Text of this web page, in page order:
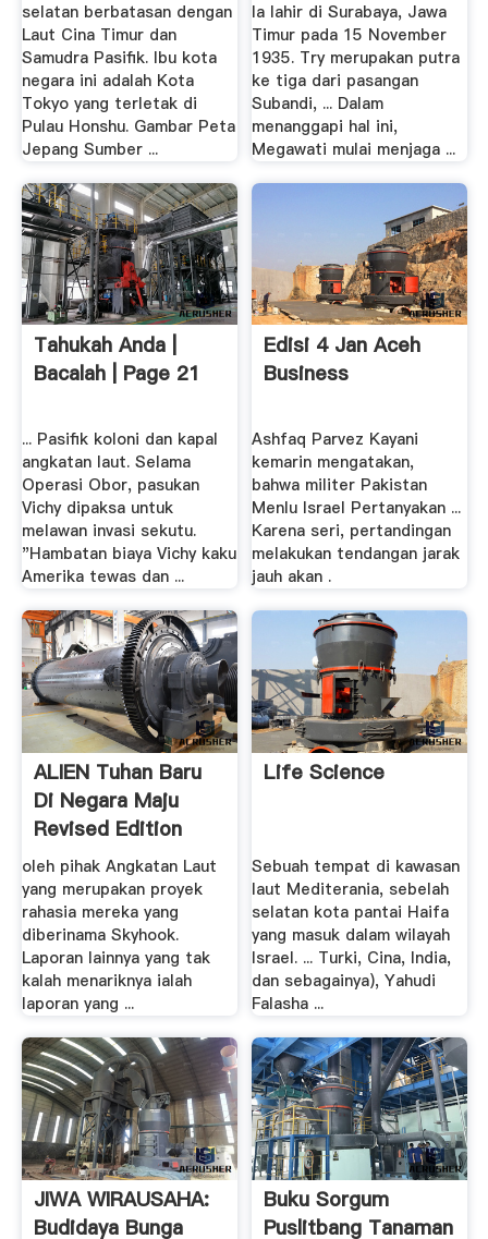
selatan berbatasan dengan
Laut Cina Timur dan
Samudra Pasifik. Ibu kota
negara ini adalah Kota
Tokyo yang terletak di
Pulau Honshu. Gambar Peta
Jepang Sumber ...
Ia lahir di Surabaya, Jawa
Timur pada 15 November
1935. Try merupakan putra
ke tiga dari pasangan
Subandi, ... Dalam
menanggapi hal ini,
Megawati mulai menjaga ...
Tahukah Anda |
Bacalah | Page 21
... Pasifik koloni dan kapal
angkatan laut. Selama
Operasi Obor, pasukan
Vichy dipaksa untuk
melawan invasi sekutu.
"Hambatan biaya Vichy kaku
Amerika tewas dan ...
Edisi 4 Jan Aceh
Business
Ashfaq Parvez Kayani
kemarin mengatakan,
bahwa militer Pakistan
Menlu Israel Pertanyakan ...
Karena seri, pertandingan
melakukan tendangan jarak
jauh akan .
ALIEN Tuhan Baru
Di Negara Maju
Revised Edition
oleh pihak Angkatan Laut
yang merupakan proyek
rahasia mereka yang
diberinama Skyhook.
Laporan lainnya yang tak
kalah menariknya ialah
laporan yang ...
Life Science
Sebuah tempat di kawasan
laut Mediterania, sebelah
selatan kota pantai Haifa
yang masuk dalam wilayah
Israel. ... Turki, Cina, India,
dan sebagainya), Yahudi
Falasha ...
JIWA WIRAUSAHA:
Budidaya Bunga
Buku Sorgum
Puslitbang Tanaman